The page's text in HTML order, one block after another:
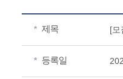
* 제목 [모
* 등록일